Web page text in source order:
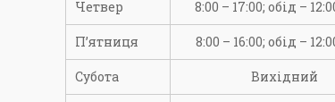
Четвер 8:00 – 17:00; обід –
П’ятниця 8:00 – 16:00; обід –
Субота Вихідний